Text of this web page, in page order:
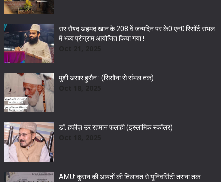
सर सैयद अहमद खान के 208 वें जन्मदिन पर के0 एन0 रिसॉर्ट संभल
में भव्य प्रोग्राम आयोजित किया गया !
मुंशी अंसार हुसैन : (सिसौना से संभल तक)
डॉ. हफीज़ उर रहमान फलाही (इस्लामिक स्कॉलर)
AMU: कुरान की आयतों की तिलावत से यूनिवर्सिटी तराना तक